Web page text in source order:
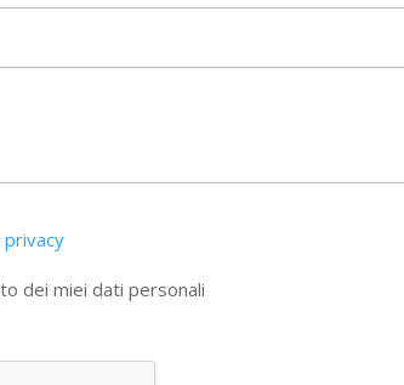
privacy
dei miei dati personali